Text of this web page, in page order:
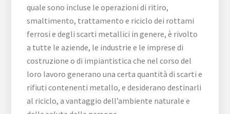
quale sono incluse le operazioni di ritiro,
smaltimento, trattamento e riciclo dei rottami
ferrosi e degli scarti metallici in genere, è rivolto
a tutte le aziende, le industrie e le imprese di
costruzione o di impiantistica che nel corso del
loro lavoro generano una certa quantità di scarti e
rifiuti contenenti metallo, e desiderano destinarli
al riciclo, a vantaggio dell’ambiente naturale e